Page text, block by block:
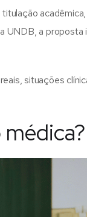
UNDB, a proposta
situações